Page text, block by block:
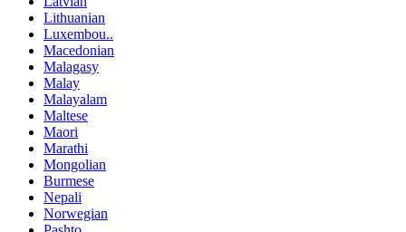
Lithuanian
Luxembou..
Macedonian
Malagasy
Malay
Malayalam
Maltese
Maori
Marathi
Mongolian
Burmese
Nepali
Norwegian